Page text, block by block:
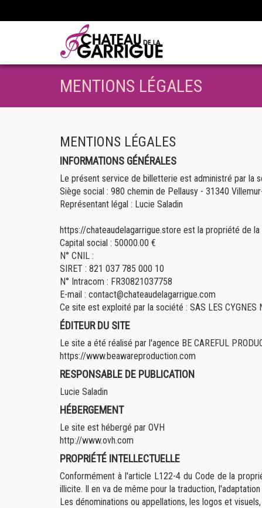
MENTIONS LÉGALES
MENTIONS LÉGALES
INFORMATIONS GÉNÉRALES
Le présent service de billetterie est administré par la
Siège social : 980 chemin de Pellausy - 31340
Représentant légal : Lucie Saladin
https://chateaudelagarrigue.store est la propriété de la
Capital social : 50000.00 €
N° CNIL :
SIRET : 821 037 785 000 10
N° Intracom : FR30821037758
E-mail : contact@chateaudelagarrigue.com
Ce site est exploité par la société : SAS LES CYGNES
ÉDITEUR DU SITE
Le site a été réalisé par l'agence BE CAREFUL
https://www.beawareproduction.com
RESPONSABLE DE PUBLICATION
Lucie Saladin
HÉBERGEMENT
Le site est hébergé par OVH
http://www.ovh.com
PROPRIÉTÉ INTELLECTUELLE
Conformément à l'article L122-4 du Code de la
illicite. Il en va de même pour la traduction,
Les dénominations ou appellations, les logos et